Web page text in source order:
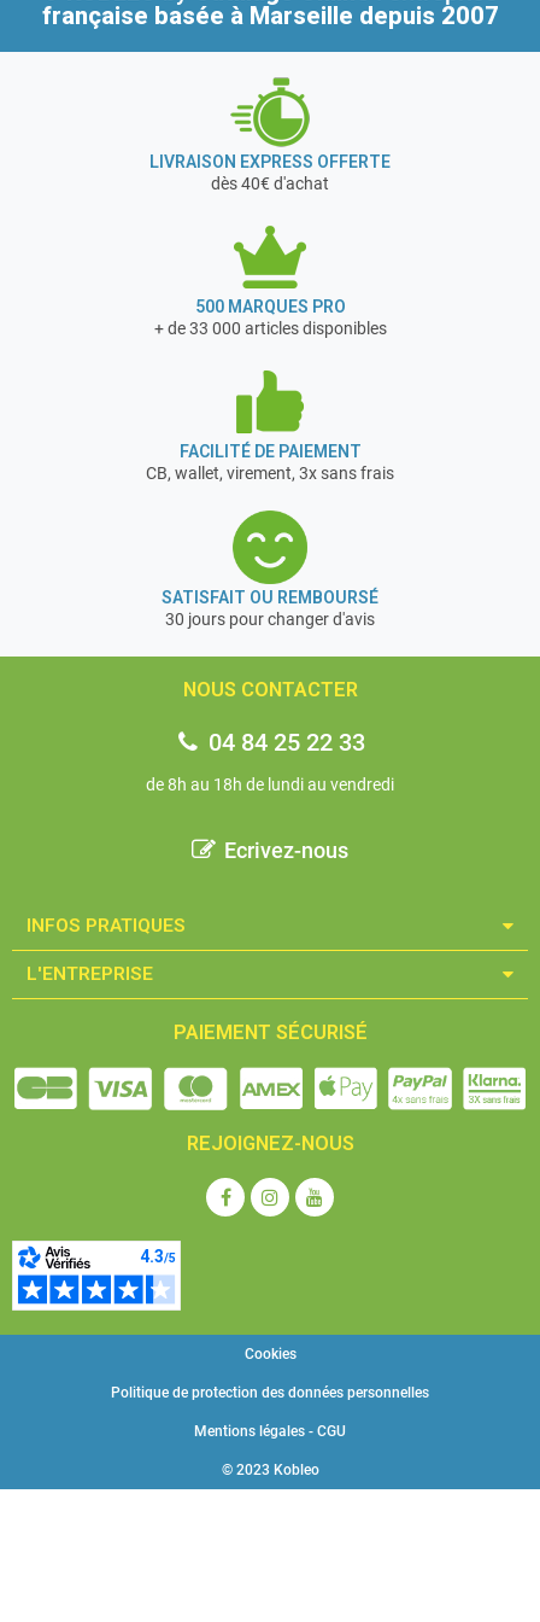
française basée à Marseille depuis 2007
LIVRAISON EXPRESS OFFERTE
dès 40€ d'achat
500 MARQUES PRO
+ de 33 000 articles disponibles
FACILITÉ DE PAIEMENT
CB, wallet, virement, 3x sans frais
SATISFAIT OU REMBOURSÉ
30 jours pour changer d'avis
NOUS CONTACTER
04 84 25 22 33
de 8h au 18h de lundi au vendredi
Ecrivez-nous
INFOS PRATIQUES​
L'ENTREPRISE​
PAIEMENT SÉCURISÉ
REJOIGNEZ-NOUS
© 2023 Kobleo
Mentions légales - CGU
Politique de protection des données personnelles
Cookies